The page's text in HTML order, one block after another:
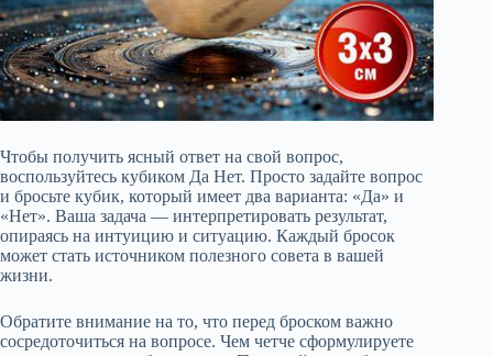
Чтобы получить ясный ответ на свой вопрос,
воспользуйтесь кубиком Да Нет. Просто задайте вопрос
и бросьте кубик, который имеет два варианта: «Да» и
«Нет». Ваша задача — интерпретировать результат,
опираясь на интуицию и ситуацию. Каждый бросок
может стать источником полезного совета в вашей
жизни.
Обратите внимание на то, что перед броском важно
сосредоточиться на вопросе. Чем четче сформулируете